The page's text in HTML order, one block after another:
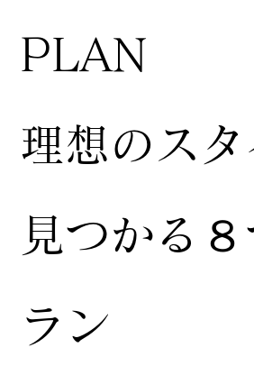
​PLAN
理想のス
見つかる
ラン